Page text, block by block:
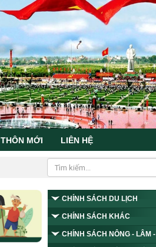
MỚI LIÊN HỆ
CHÍNH SÁCH DU LỊCH
CHÍNH SÁCH KHÁC
CHÍNH SÁCH NÔNG - LÂM